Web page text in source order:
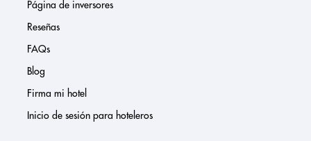
Página de inversores
Reseñas
FAQs
Blog
Firma mi hotel
Inicio de sesión para hoteleros